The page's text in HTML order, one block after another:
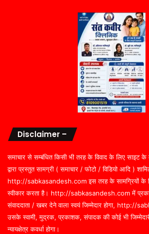
Disclaimer –
समाचार से सम्बंधित किसी भी तरह के विवाद के लिए साइट के
द्वारा प्रस्तुत सामग्री ( समाचार / फोटो / विडियो आदि )
http://sabkasandesh.com इस तरह के सामग्रियों के
स्वीकार करता है। http://sabkasandesh.com में
संवाददाता / खबर देने वाला स्वयं जिम्मेदार होगा, http://
उसके स्वामी, मुद्रक, प्रकाशक, संपादक की कोई भी जिम्मेदारी
न्यायक्षेत्र कवर्धा होगा।